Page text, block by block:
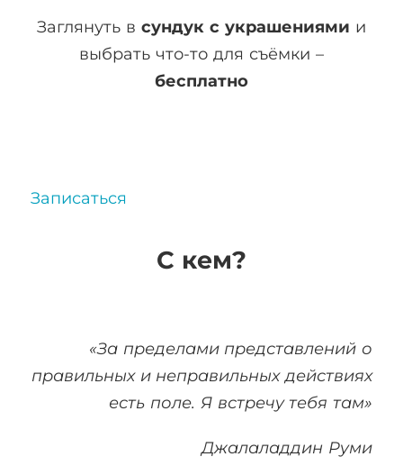
Заглянуть всундук с украшениями и
выбрать что-то для съёмки –
бесплатно
Записаться
С кем?
«За пределами представлений о
правильных и неправильных действиях
есть поле. Я встречу тебя там»
Джалаладдин Руми